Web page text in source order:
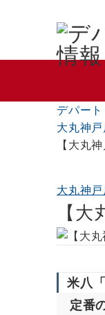
デパー
大丸神
【大丸
大丸神
【
米八
定番